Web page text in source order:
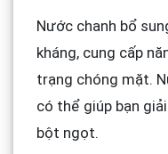
Nước chanh bổ
kháng, cung cấp
trạng chóng mặt.
có thể giúp bạn
bột ngọt.